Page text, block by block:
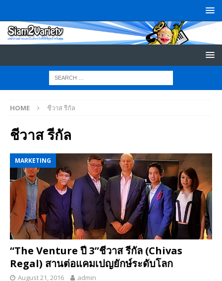
HOME ชีวาส รีกัล
ชีวาส รีกัล
MARKETING
“The Venture ปี 3”ชีวาส รีกัล (Chivas
Regal) สานต่อแคมเปญยักษ์ระดับโลก
August 21, 2016 admin